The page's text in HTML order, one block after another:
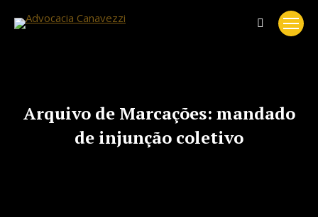
Search:
Arquivo de Marcações: mandado
de injunção coletivo